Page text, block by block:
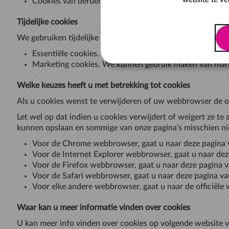
Tijdelijke cookies
We gebruiken tijdelijke cookies op de Service:
Essentiële cookies. We kunnen gebruik maken van
Marketing cookies. We kunnen gebruik maken van
Welke keuzes heeft u met betrekking tot cookies
Als u cookies wenst te verwijderen of uw webbrowser de
Let wel op dat indien u cookies verwijdert of weigert ze te
kunnen opslaan en sommige van onze pagina’s misschien
Voor de Chrome webbrowser, gaat u naar deze pagina
Voor de Internet Explorer webbrowser, gaat u naar
Voor de Firefox webbrowser, gaat u naar deze pagina
Voor de Safari webbrowser, gaat u naar deze pagina
Voor elke andere webbrowser, gaat u naar de officiële
Waar kan u meer informatie vinden over cookies
U kan meer info vinden over cookies op volgende website